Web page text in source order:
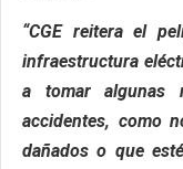
“CGE reitera el
infraestructura
a tomar algunas
accidentes, como
dañados o que